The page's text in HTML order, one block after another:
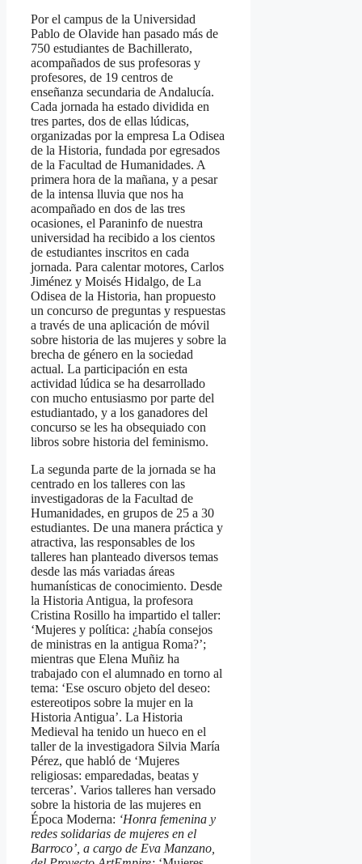
Por el campus de la Universidad
Pablo de Olavide han pasado más de
750 estudiantes de Bachillerato,
acompañados de sus profesoras y
profesores, de 19 centros de
enseñanza secundaria de Andalucía.
Cada jornada ha estado dividida en
tres partes, dos de ellas lúdicas,
organizadas por la empresa La Odisea
de la Historia, fundada por egresados
de la Facultad de Humanidades. A
primera hora de la mañana, y a pesar
de la intensa lluvia que nos ha
acompañado en dos de las tres
ocasiones, el Paraninfo de nuestra
universidad ha recibido a los cientos
de estudiantes inscritos en cada
jornada. Para calentar motores, Carlos
Jiménez y Moisés Hidalgo, de La
Odisea de la Historia, han propuesto
un concurso de preguntas y respuestas
a través de una aplicación de móvil
sobre historia de las mujeres y sobre la
brecha de género en la sociedad
actual. La participación en esta
actividad lúdica se ha desarrollado
con mucho entusiasmo por parte del
estudiantado, y a los ganadores del
concurso se les ha obsequiado con
libros sobre historia del feminismo.
La segunda parte de la jornada se ha
centrado en los talleres con las
investigadoras de la Facultad de
Humanidades, en grupos de 25 a 30
estudiantes. De una manera práctica y
atractiva, las responsables de los
talleres han planteado diversos temas
desde las más variadas áreas
humanísticas de conocimiento. Desde
la Historia Antigua, la profesora
Cristina Rosillo ha impartido el taller:
‘Mujeres y política: ¿había consejos
de ministras en la antigua Roma?’;
mientras que Elena Muñiz ha
trabajado con el alumnado en torno al
tema: ‘Ese oscuro objeto del deseo:
estereotipos sobre la mujer en la
Historia Antigua’. La Historia
Medieval ha tenido un hueco en el
taller de la investigadora Silvia María
Pérez, que habló de ‘Mujeres
religiosas: emparedadas, beatas y
terceras’. Varios talleres han versado
sobre la historia de las mujeres en
Época Moderna: ‘Honra femenina y
redes solidarias de mujeres en el
Barroco’, a cargo de Eva Manzano,